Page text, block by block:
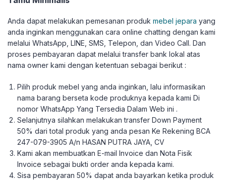
Anda dapat melakukan pemesanan produk mebel jepara yang
anda inginkan menggunakan cara online chatting dengan kami
melalui WhatsApp, LINE, SMS, Telepon, dan Video Call. Dan
proses pembayaran dapat melalui transfer bank lokal atas
nama owner kami dengan ketentuan sebagai berikut :
Pilih produk mebel yang anda inginkan, lalu informasikan
nama barang berseta kode produknya kepada kami Di
nomor WhatsApp Yang Tersedia Dalam Web ini .
Selanjutnya silahkan melakukan transfer Down Payment
50% dari total produk yang anda pesan Ke Rekening BCA
247-079-3905 A/n HASAN PUTRA JAYA, CV
Kami akan membuatkan E-mail Invoice dan Nota Fisik
Invoice sebagai bukti order anda kepada kami.
Sisa pembayaran 50% dapat anda bayarkan ketika produk